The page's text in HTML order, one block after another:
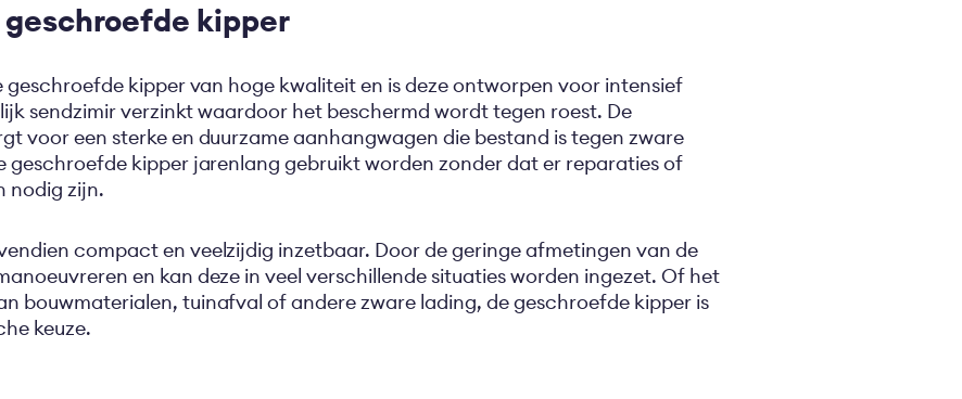
kipper
geschroefde kipper van hoge kwaliteit en is deze ontworpen voor intensief
sendzimir verzinkt waardoor het beschermd wordt tegen roest. De
voor een sterke en duurzame aanhangwagen die bestand is tegen zware
geschroefde kipper jarenlang gebruikt worden zonder dat er reparaties of
nodig zijn.
compact en veelzijdig inzetbaar. Door de geringe afmetingen van de
en kan deze in veel verschillende situaties worden ingezet. Of het
bouwmaterialen, tuinafval of andere zware lading, de geschroefde kipper is
keuze.